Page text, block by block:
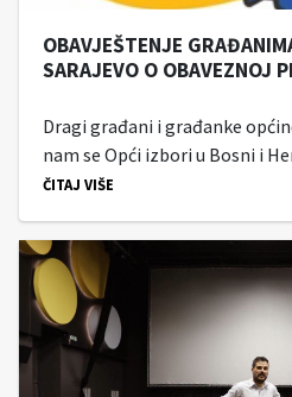
OBAVJEŠTENJE
SARAJEVO O OBAVEZNOJ
Dragi građani i građanke
nam se Opći izbori u Bosni i
ČITAJ VIŠE